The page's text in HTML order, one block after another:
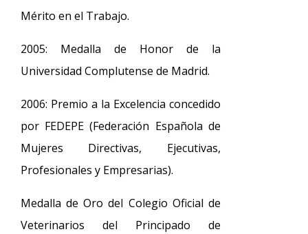
Mérito en el Trabajo.
2005: Medalla de Honor de la
Universidad Complutense de Madrid.
2006: Premio a la Excelencia concedido
por FEDEPE (Federación Española de
Mujeres Directivas, Ejecutivas,
Profesionales y Empresarias).
Medalla de Oro del Colegio Oficial de
Veterinarios del Principado de